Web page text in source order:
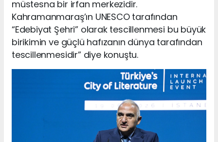
müstesna bir irfan merkezidir.
Kahramanmaraş’ın UNESCO tarafından
“Edebiyat Şehri” olarak tescillenmesi bu büyük
birikimin ve güçlü hafızanın dünya tarafından
tescillenmesidir” diye konuştu.